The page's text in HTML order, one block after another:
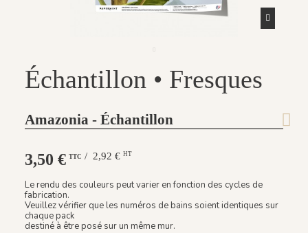
Échantillon • Fresques
Amazonia - Échantillon
3,50 € TTC / 2,92 € HT
Le rendu des couleurs peut varier en fonction des cycles de
fabrication.
Veuillez vérifier que les numéros de bains soient identiques sur
chaque pack
destiné à être posé sur un même mur.